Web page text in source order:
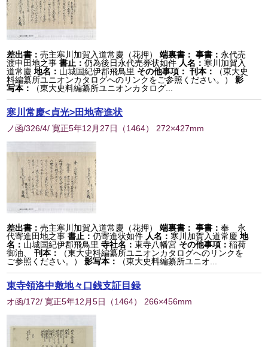
差出書：売主寒川加賀入道常慶（花押） 端裏書： 事書： 永代売
渡申田地之事 書止：仍為後日永代売券状如件 人名： 寒川加賀入
道常慶 地名： 山城国紀伊郡飛鳥里 その他事項： 刊本：
（東大史
料編纂所ユニオンカタログへのリンクをご参照ください。）
影
写本：
（東大史料編纂所ユニオンカタログ...
寒川常慶<貞光>田地寄進状
ノ函/326/4/ 寛正5年12月27日 （1464） 272×427mm
差出書：売主寒川加賀入道常慶（花押） 端裏書： 事書：奉 永
代寄進田地之事 書止：仍寄進状如件 人名： 寒川加賀入道常慶 地
名： 山城国紀伊郡飛鳥里 寺社名：東寺八幡宮 その他事項：稲荷
御油、
刊本：
（東大史料編纂所ユニオンカタログへのリンクを
ご参照ください。）
影写本： （東大史料編纂所ユニオ...
東寺領洛中敷地々口銭支証目録
オ函/172/ 寛正5年12月5日 （1464） 266×456mm